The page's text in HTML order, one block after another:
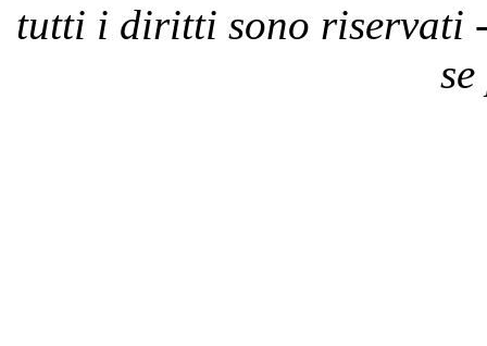
tutti i diritti sono riservati